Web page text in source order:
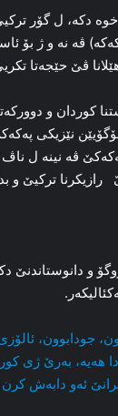
خوه‌ دکه‌، ل گۆر
ڤە نه‌ و ژ بۆ
ڤێ حێجەتا
کوردان و
نێزیکی پەکەکە
ڤه‌ نینه‌ ل ناڤ
ترکیێ‌ و
و دانوستاندنێ
دا ھەیە، بەرێ ژی
ئەو دابەش